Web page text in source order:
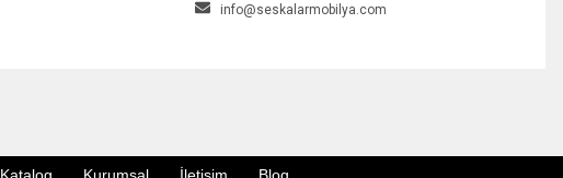
info@seskalarmobilya.com